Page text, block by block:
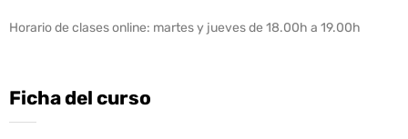
Horario de clases online: martes y jueves de 18.00h a 19.00h
Ficha del curso